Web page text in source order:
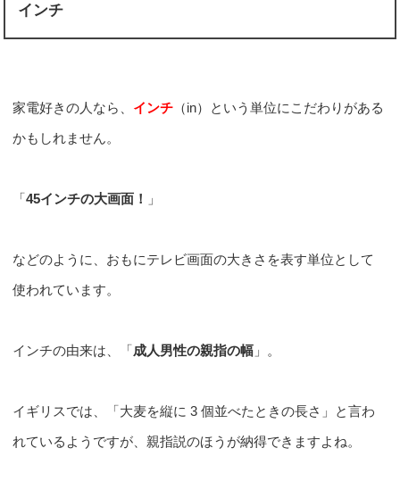
インチ
家電好きの人なら、 インチ （in）という単位にこだわりがある
かもしれません。
「45インチの大画面！ 」
などのように、おもにテレビ画面の大きさを表す単位として
使われています。
インチの由来は、「成人男性の親指の幅 」。
イギリスでは、「大麦を縦に 3 個並べたときの長さ」と言わ
れているようですが、親指説のほうが納得できますよね。